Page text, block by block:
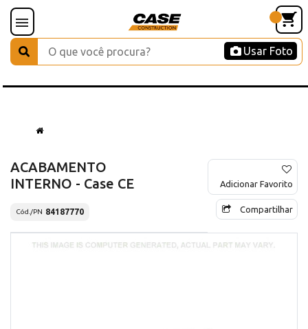
Usar Foto
ACABAMENTO
INTERNO - Case CE
Cód./PN 84187770
Adicionar Favorito
Compartilhar